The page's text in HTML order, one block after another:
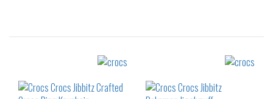
Izaberi željeni broj: Izaberi željeni broj: